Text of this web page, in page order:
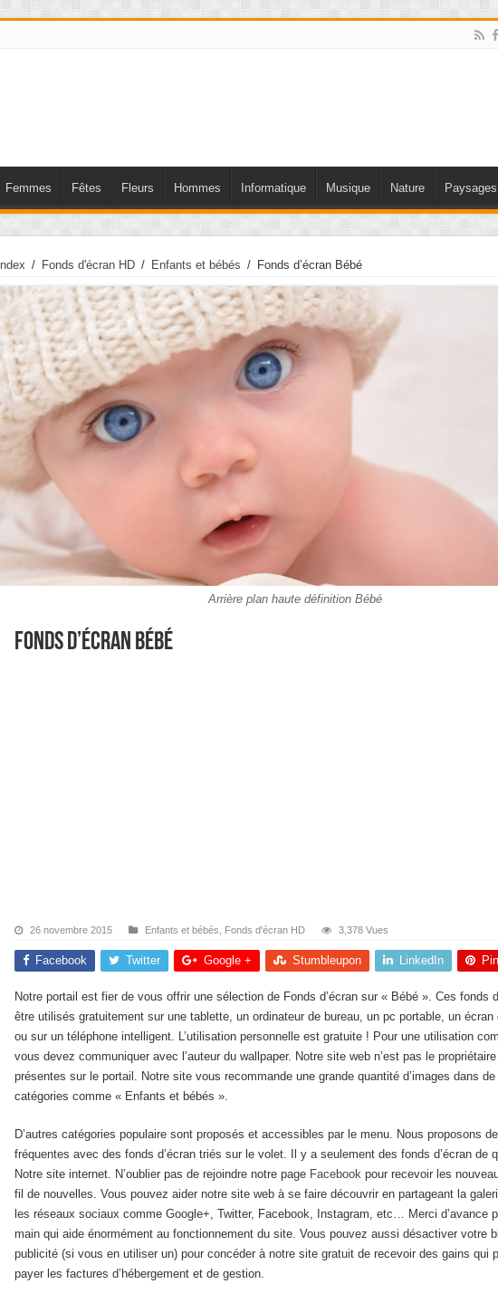
Femmes Fêtes Fleurs Hommes Informatique Musique Nature Paysages
Index / Fonds d'écran HD / Enfants et bébés / Fonds d’écran Bébé
Arrière plan haute définition Bébé
Fonds d’écran Bébé
26 novembre 2015 Enfants et bébés Fonds d'écran HD 3,378 Vues
Facebook Twitter Google + Stumbleupon LinkedIn
Notre portail est fier de vous offrir une sélection de Fonds d’écran sur « Bébé ». Ces fonds
être utilisés gratuitement sur une tablette, un ordinateur de bureau, un pc portable, un écran
ou sur un téléphone intelligent. L’utilisation personnelle est gratuite ! Pour une utilisation
vous devez communiquer avec l’auteur du wallpaper. Notre site web n’est pas le
présentes sur le portail. Notre site vous recommande une grande quantité d’images dans
catégories comme « Enfants et bébés ».
D’autres catégories populaire sont proposés et accessibles par le menu. Nous proposons
fréquentes avec des fonds d’écran triés sur le volet. Il y a seulement des fonds d’écran de
Notre site internet. N’oublier pas de rejoindre notre page Facebookpour recevoir les
fil de nouvelles. Vous pouvez aider notre site web à se faire découvrir en partageant la
les réseaux sociaux comme Google+, Twitter, Facebook, Instagram, etc… Merci d’avance
main qui aide énormément au fonctionnement du site. Vous pouvez aussi désactiver votre
publicité (si vous en utiliser un) pour concéder à notre site gratuit de recevoir des gains qui
payer les factures d’hébergement et de gestion.